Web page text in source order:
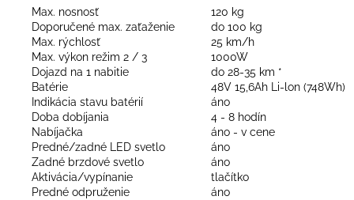
Max. nosnosť
120 kg
Doporučené max. zaťaženie
do 100 kg
Max. rýchlosť
25 km/h
Max. výkon režim 2 / 3
1000W
Dojazd na 1 nabitie
do 28-35 km *
Batérie
48V 15,6Ah Li-lon (748Wh)
Indikácia stavu batérií
áno
Doba dobíjania
4 - 8 hodín
Nabíjačka
áno - v cene
Predné/zadné LED svetlo
áno
Zadné brzdové svetlo
áno
Aktivácia/vypínanie
tlačítko
Predné odpruženie
áno